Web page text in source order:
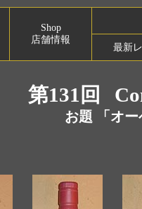
Shop
店舗情報
最新
第131回
お題 「オー